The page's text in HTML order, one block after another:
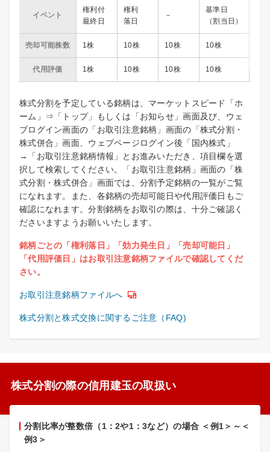
イベント
権利付
最終日
権利
落日
－
基準日
（割当日）
売却可能株数 1株 10株 10株 10株
代用評価 1株 10株 10株 10株
株式分割を予定している銘柄は、マーケットスピード「ホ
ーム」⇒「トップ」もしくは「お知らせ」画面及び、ウェ
ブログイン画面の「お取引注意銘柄」画面の「株式分割・
株式併合」画面、ウェブページログイン後「国内株式」
→「お取引注意銘柄情報」とお進みいただき、項目欄を選
択して検索してください。「お取引注意銘柄」画面の「株
式分割・株式併合」画面では、分割予定銘柄の一覧がご覧
になれます。また、各銘柄の売却可能日や代用評価日もご
確認になれます。分割銘柄をお取引の際は、十分ご確認く
ださいますようお願いいたします。
銘柄ごとの「権利落日」「効力発生日」「売却可能日」
「代用評価日」はお取引注意銘柄ファイルで確認してくだ
さい。
お取引注意銘柄ファイルへ
株式分割と株式交換に関するご注意（FAQ)
株式分割の際の信用建玉の取扱い
分割比率が整数倍（1：2や1：3など）の場合 ＜例1＞～＜
例3＞